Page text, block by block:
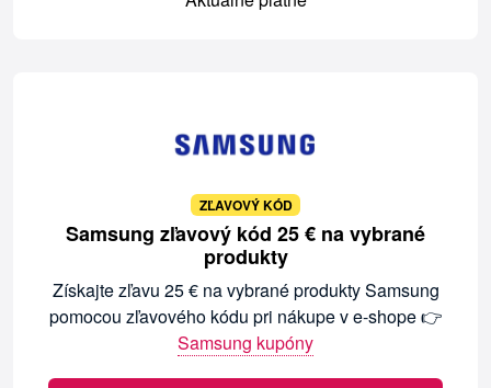
ZĽAVOVÝ KÓD
Samsung zľavový kód 25 € na vybrané
produkty
Získajte zľavu 25 € na vybrané produkty Samsung
pomocou zľavového kódu pri nákupe v e-shope 👉
Samsung kupóny